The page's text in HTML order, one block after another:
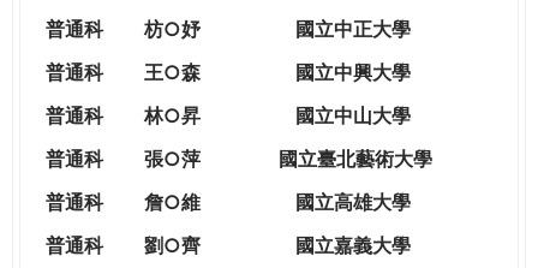
普通科
枋○妤
國立中正大學
普通科
王○森
國立中興大學
普通科
林○昇
國立中山大學
普通科
張○萍
國立臺北藝術大學
普通科
詹○維
國立高雄大學
普通科
劉○齊
國立嘉義大學